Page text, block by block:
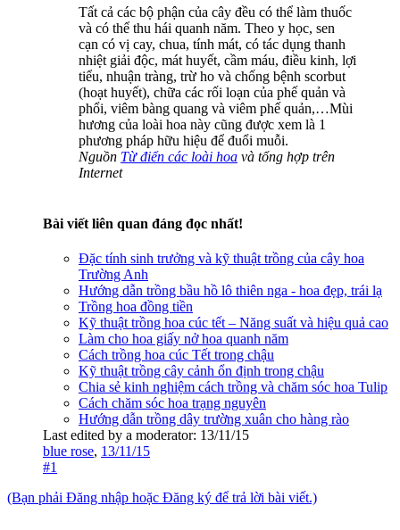
Tất cả các bộ phận của cây đều có thể làm thuốc
và có thể thu hái quanh năm. Theo y học, sen
cạn có vị cay, chua, tính mát, có tác dụng thanh
nhiệt giải độc, mát huyết, cầm máu, điều kinh, lợi
tiểu, nhuận tràng, trừ ho và chống bệnh scorbut
(hoạt huyết), chữa các rối loạn của phế quản và
phổi, viêm bàng quang và viêm phế quản,…Mùi
hương của loài hoa này cũng được xem là 1
phương pháp hữu hiệu để đuổi muỗi.
Nguồn Từ điển các loài hoa và tổng hợp trên
Internet
Bài viết liên quan đáng đọc nhất!
Đặc tính sinh trưởng và kỹ thuật trồng của cây hoa
Trường Anh
Hướng dẫn trồng bầu hồ lô thiên nga - hoa đẹp, trái lạ
Trồng hoa đồng tiền
Kỹ thuật trồng hoa cúc tết – Năng suất và hiệu quả cao
Làm cho hoa giấy nở hoa quanh năm
Cách trồng hoa cúc Tết trong chậu
Kỹ thuật trồng cây cảnh ổn định trong chậu
Chia sẻ kinh nghiệm cách trồng và chăm sóc hoa Tulip
Cách chăm sóc hoa trạng nguyên
Hướng dẫn trồng dây trường xuân cho hàng rào
Last edited by a moderator: 13/11/15
blue rose, 13/11/15
#1
(Bạn phải Đăng nhập hoặc Đăng ký để trả lời bài viết.)